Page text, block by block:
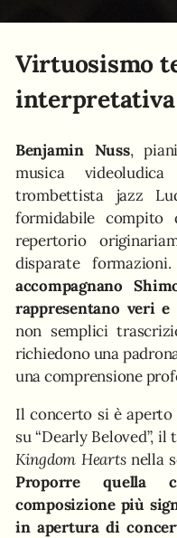
Virtuosismo
interpretativa
Benjamin Nuss,
musica
trombettista jazz
formidabile
repertorio
disparate formazioni.
accompagnano
rappresentano veri
non semplici
richiedono una
una comprensione
Il concerto si è
su “Dearly Beloved”,
Kingdom Heartsnella
Proporre quella
composizione più
in apertura di